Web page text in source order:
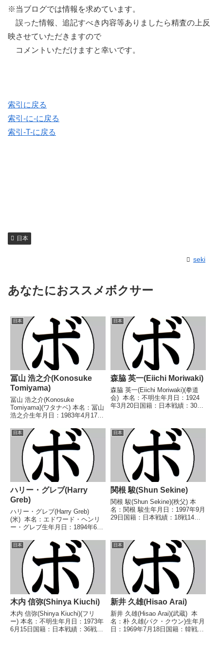
※当ブログでは情報を求めています。
誤った情報、追記すべき内容等ありましたら精査の上反
映させていただきますので
コメントいただけますと幸いです。
索引に戻る
索引-に-に戻る
索引-T-に戻る
日本
seki
あなたにおススメボクサー
日本
冨山 浩之介(Konosuke
Tomiyama)
冨山 浩之介(Konosuke
Tomiyama)(ワタナベ) 本名：冨山
浩之介生年月日：1983年4月17日
(8KO)8敗1分 【獲得タイトル】
2005年度全日本バンタム級新人
王2006年度A級トーナメントバ...
日本
森脇 英一(Eiichi Moriwaki)
森脇 英一(Eiichi Moriwaki)(拳道
会) 本名：不明生年月日：1924
年3月20日国籍：日本戦績：30戦
ル級新人王日本選手権トーナメン
トAクラスミド...
日本
ハリー・グレブ(Harry
Greb)
ハリー・グレブ(Harry Greb)
(米) 本名：エドワード・ヘンリ
ー・グレブ生年月日：1894年6月
(39KO)8敗3分1無効試合178無判
定 【獲得タイトル】米国ライト
ヘビー級王座第37代世界ミド...
日本
関根 駿(Shun Sekine)
関根 駿(Shun Sekine)(秩父) 本
名：関根 駿生年月日：1997年9月
29日国籍：日本戦績：18戦14勝
座 【戦歴】2018/11/07
○1RTKO 柏山 直樹(...
日本
木内 信弥(Shinya Kiuchi)
木内 信弥(Shinya Kiuchi)(フリ
ー) 本名：不明生年月日：1973年
6月15日国籍：日本戦績：36戦14
日本
新井 久雄(Hisao Arai)
新井 久雄(Hisao Arai)(武蔵) 本
名：朴 久雄(パク・クウン)生年月
日：1969年7月18日国籍：韓戦